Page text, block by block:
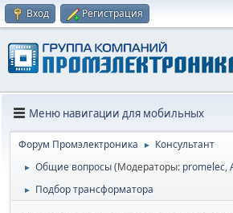
Вход Регистрация
Меню навигации для мобильных
Форум Промэлектроника ► Консультант
► Общие вопросы(Модераторы: promelec,
► Подбор трансформатора